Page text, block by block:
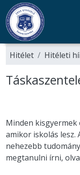
Hitélet Hitéleti
Minden
amikor iskolás lesz.
nehezebb
megtanulni írni,